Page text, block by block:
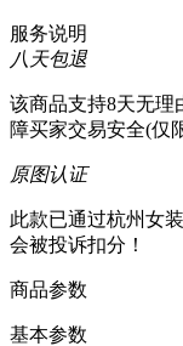
服务说明
八天包退
该商品支持8天无理
障买家交易安全(仅
原图认证
此款已通过杭州女
会被投诉扣分！
商品参数
基本参数